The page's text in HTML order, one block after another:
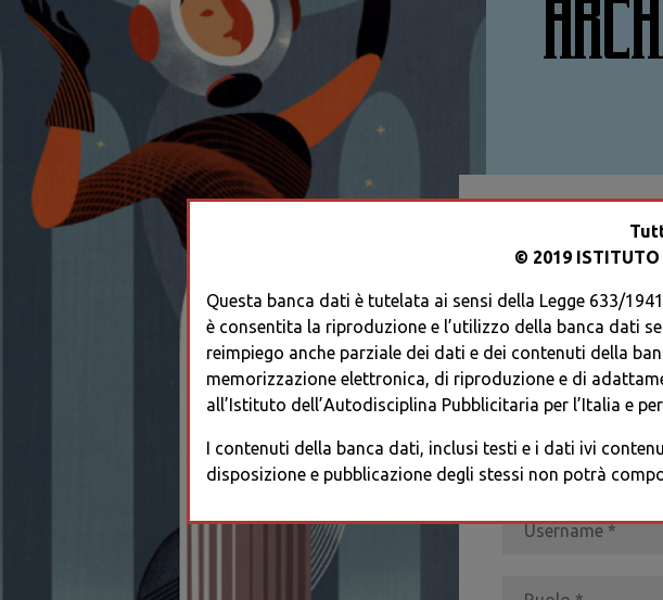
ACCEDI AL
REGISTRATI
© 2019 ISTITUTO
Questa banca dati è tutelata ai sensi della Legge 633/
è consentita la riproduzione e l’utilizzo della banca dati
reimpiego anche parziale dei dati e dei contenuti della
memorizzazione elettronica, di riproduzione e di
all’Istituto dell’Autodisciplina Pubblicitaria per l’Italia e
I contenuti della banca dati, inclusi testi e i dati ivi
disposizione e pubblicazione degli stessi non potrà